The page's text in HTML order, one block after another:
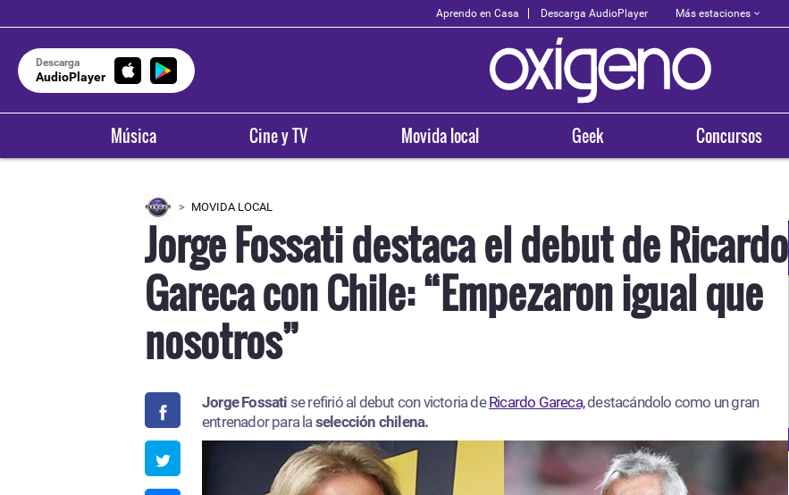
Aprendo en Casa Descarga AudioPlayer Más estaciones
Descarga
AudioPlayer
Música Cine y TV Movida local Geek Concursos
MOVIDA LOCAL
Jorge Fossati destaca el debut de Ricardo
Gareca con Chile: “Empezaron igual que
nosotros”
Jorge Fossati se refirió al debut con victoria deRicardo Gareca,destacándolo como un gran
entrenador para laselección chilena.
OXÍGENO EN TU CIUDAD
Arequipa
93.5 FM